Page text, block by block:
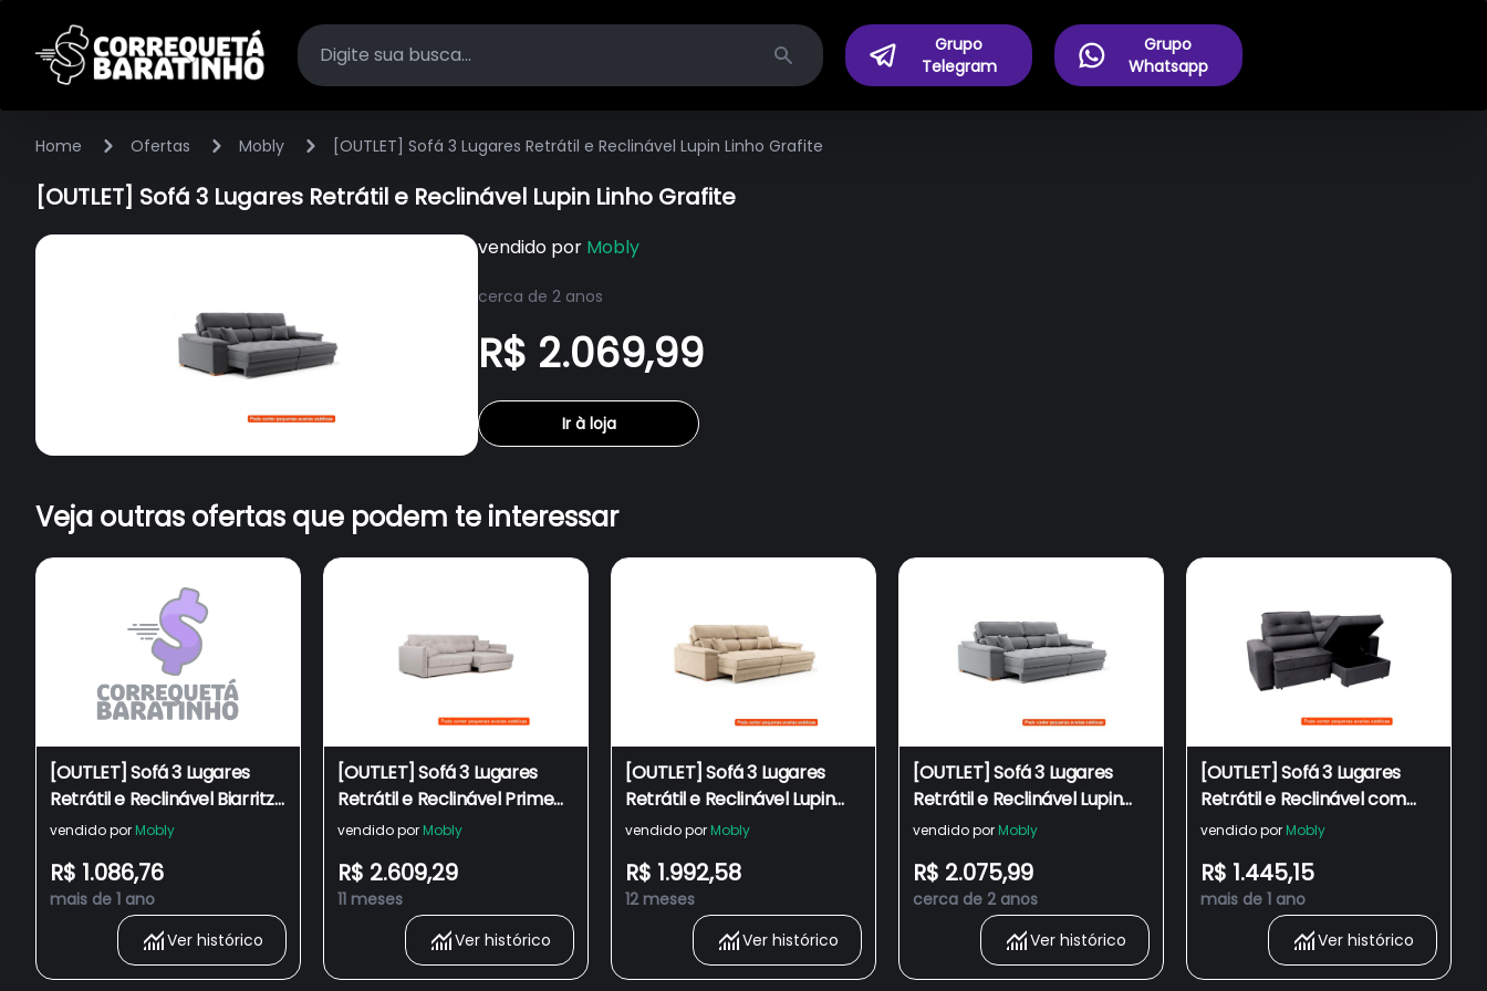
Search
Grupo
Telegram
Grupo
Whatsapp
Home Ofertas Mobly [OUTLET] Sofá 3 Lugares Retrátil e Reclinável Lupin Linho Grafite
[OUTLET] Sofá 3 Lugares Retrátil e Reclinável Lupin Linho Grafite
vendido por Mobly
cerca de 2 anos
R$ 2.069,99
Ir à loja
Veja outras ofertas que podem te interessar
[OUTLET] Sofá 3 Lugares
Retrátil e Reclinável Biarritz
Suede Grafite
vendido por Mobly
R$ 1.086,76
mais de 1 ano
Ver histórico
[OUTLET] Sofá 3 Lugares
Retrátil e Reclinável Prime
Linho Cinza 210 cm
vendido por Mobly
R$ 2.609,29
11 meses
Ver histórico
[OUTLET] Sofá 3 Lugares
Retrátil e Reclinável Lupin
Veludo Bege
vendido por Mobly
R$ 1.992,58
12 meses
Ver histórico
[OUTLET] Sofá 3 Lugares
Retrátil e Reclinável Lupin
Linho Cinza
vendido por Mobly
R$ 2.075,99
cerca de 2 anos
Ver histórico
[OUTLET] Sofá 3 Lugares
Retrátil e Reclinável com
Baú Lottus Suede Grafite
vendido por Mobly
R$ 1.445,15
mais de 1 ano
Ver histórico